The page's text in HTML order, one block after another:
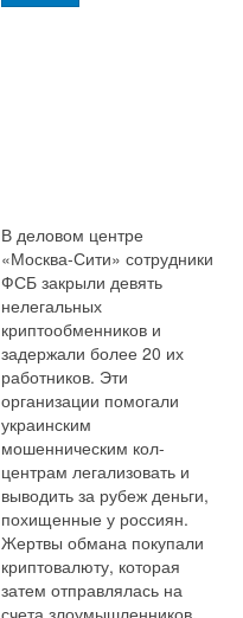
В деловом центре
«Москва-Сити» сотрудники
ФСБ закрыли девять
нелегальных
криптообменников и
задержали более 20 их
работников. Эти
организации помогали
украинским
мошенническим кол-
центрам легализовать и
выводить за рубеж деньги,
похищенные у россиян.
Жертвы обмана покупали
криптовалюту, которая
затем отправлялась на
счета злоумышленников.